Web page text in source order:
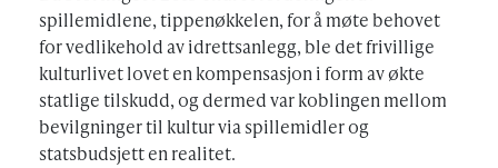
spillemidlene, tippenøkkelen, for å møte behovet
for vedlikehold av idrettsanlegg, ble det frivillige
kulturlivet lovet en kompensasjon i form av økte
statlige tilskudd, og dermed var koblingen mellom
bevilgninger til kultur via spillemidler og
statsbudsjett en realitet.